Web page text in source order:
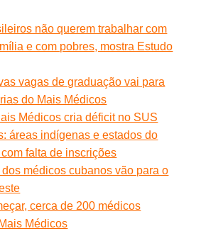
não querem trabalhar com
e com pobres, mostra Estudo
vagas de graduação vai para
do Mais Médicos
Médicos cria déficit no SUS
áreas indígenas e estados do
falta de inscrições
dos médicos cubanos vão para o
cerca de 200 médicos
Médicos